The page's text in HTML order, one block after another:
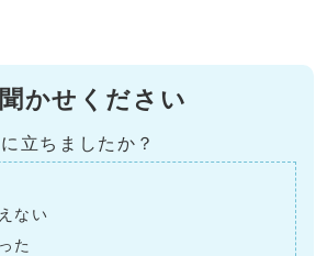
かせください
立ちましたか？
ない
た